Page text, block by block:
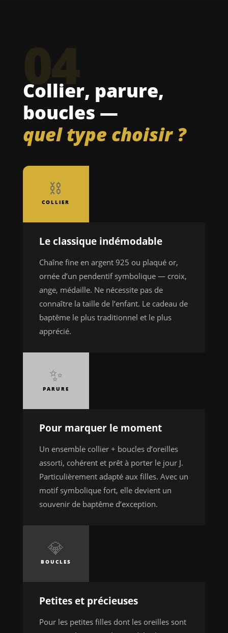
04
Collier, parure,
boucles —
quel type choisir ?
⛓️
COLLIER
Le classique indémodable
Chaîne fine en argent 925 ou plaqué or,
ornée d’un pendentif symbolique — croix,
ange, médaille. Ne nécessite pas de
connaître la taille de l’enfant. Le cadeau de
baptême le plus traditionnel et le plus
apprécié.
✨
PARURE
Pour marquer le moment
Un ensemble collier + boucles d’oreilles
assorti, cohérent et prêt à porter le jour J.
Particulièrement adapté aux filles. Avec un
motif symbolique fort, elle devient un
souvenir de baptême d’exception.
💎
BOUCLES
Petites et précieuses
Pour les petites filles dont les oreilles sont